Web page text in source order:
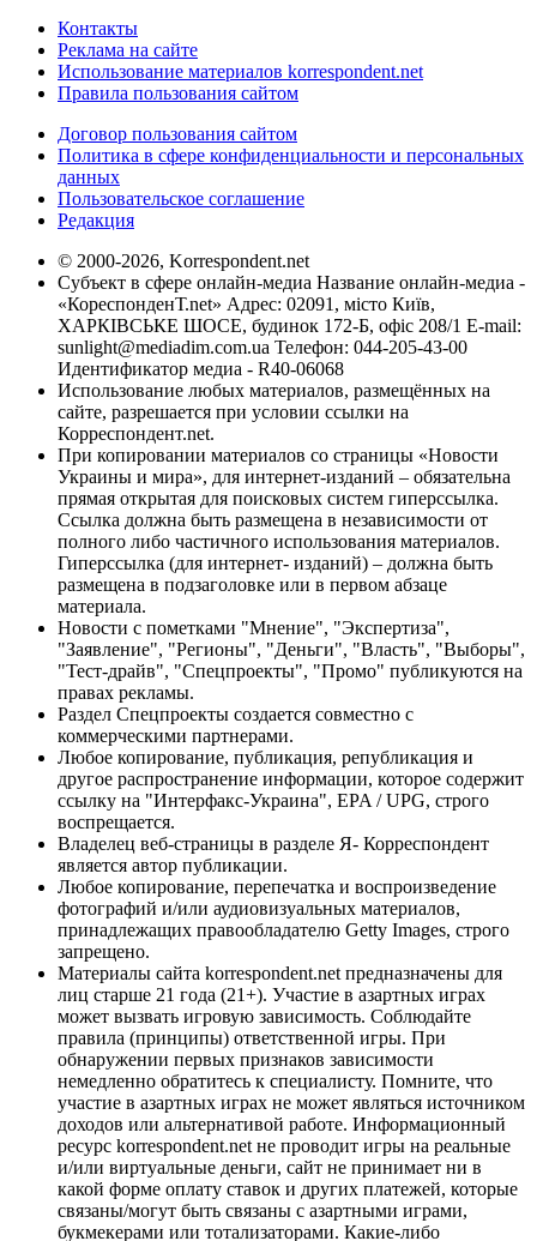
Контакты
Реклама на сайте
Использование материалов korrespondent.net
Правила пользования сайтом
Договор пользования сайтом
Политика в сфере конфиденциальности и персональных
данных
Пользовательское соглашение
Редакция
© 2000-2026, Korrespondent.net
Субъект в сфере онлайн-медиа Название онлайн-медиа -
«КореспонденТ.net» Адрес: 02091, місто Київ,
ХАРКІВСЬКЕ ШОСЕ, будинок 172-Б, офіс 208/1 E-mail:
sunlight@mediadim.com.ua Телефон: 044-205-43-00
Идентификатор медиа - R40-06068
Использование любых материалов, размещённых на
сайте, разрешается при условии ссылки на
Корреспондент.net.
При копировании материалов со страницы «Новости
Украины и мира», для интернет-изданий – обязательна
прямая открытая для поисковых систем гиперссылка.
Ссылка должна быть размещена в независимости от
полного либо частичного использования материалов.
Гиперссылка (для интернет- изданий) – должна быть
размещена в подзаголовке или в первом абзаце
материала.
Новости с пометками "Мнение", "Экспертиза",
"Заявление", "Регионы", "Деньги", "Власть", "Выборы",
"Тест-драйв", "Спецпроекты", "Промо" публикуются на
правах рекламы.
Раздел Спецпроекты создается совместно с
коммерческими партнерами.
Любое копирование, публикация, републикация и
другое распространение информации, которое содержит
ссылку на "Интерфакс-Украина", EPA / UPG, строго
воспрещается.
Владелец веб-страницы в разделе Я- Корреспондент
является автор публикации.
Любое копирование, перепечатка и воспроизведение
фотографий и/или аудиовизуальных материалов,
принадлежащих правообладателю Getty Images, строго
запрещено.
Материалы сайта korrespondent.net предназначены для
лиц старше 21 года (21+). Участие в азартных играх
может вызвать игровую зависимость. Соблюдайте
правила (принципы) ответственной игры. При
обнаружении первых признаков зависимости
немедленно обратитесь к специалисту. Помните, что
участие в азартных играх не может являться источником
доходов или альтернативой работе. Информационный
ресурс korrespondent.net не проводит игры на реальные
и/или виртуальные деньги, сайт не принимает ни в
какой форме оплату ставок и других платежей, которые
связаны/могут быть связаны с азартными играми,
букмекерами или тотализаторами. Какие-либо